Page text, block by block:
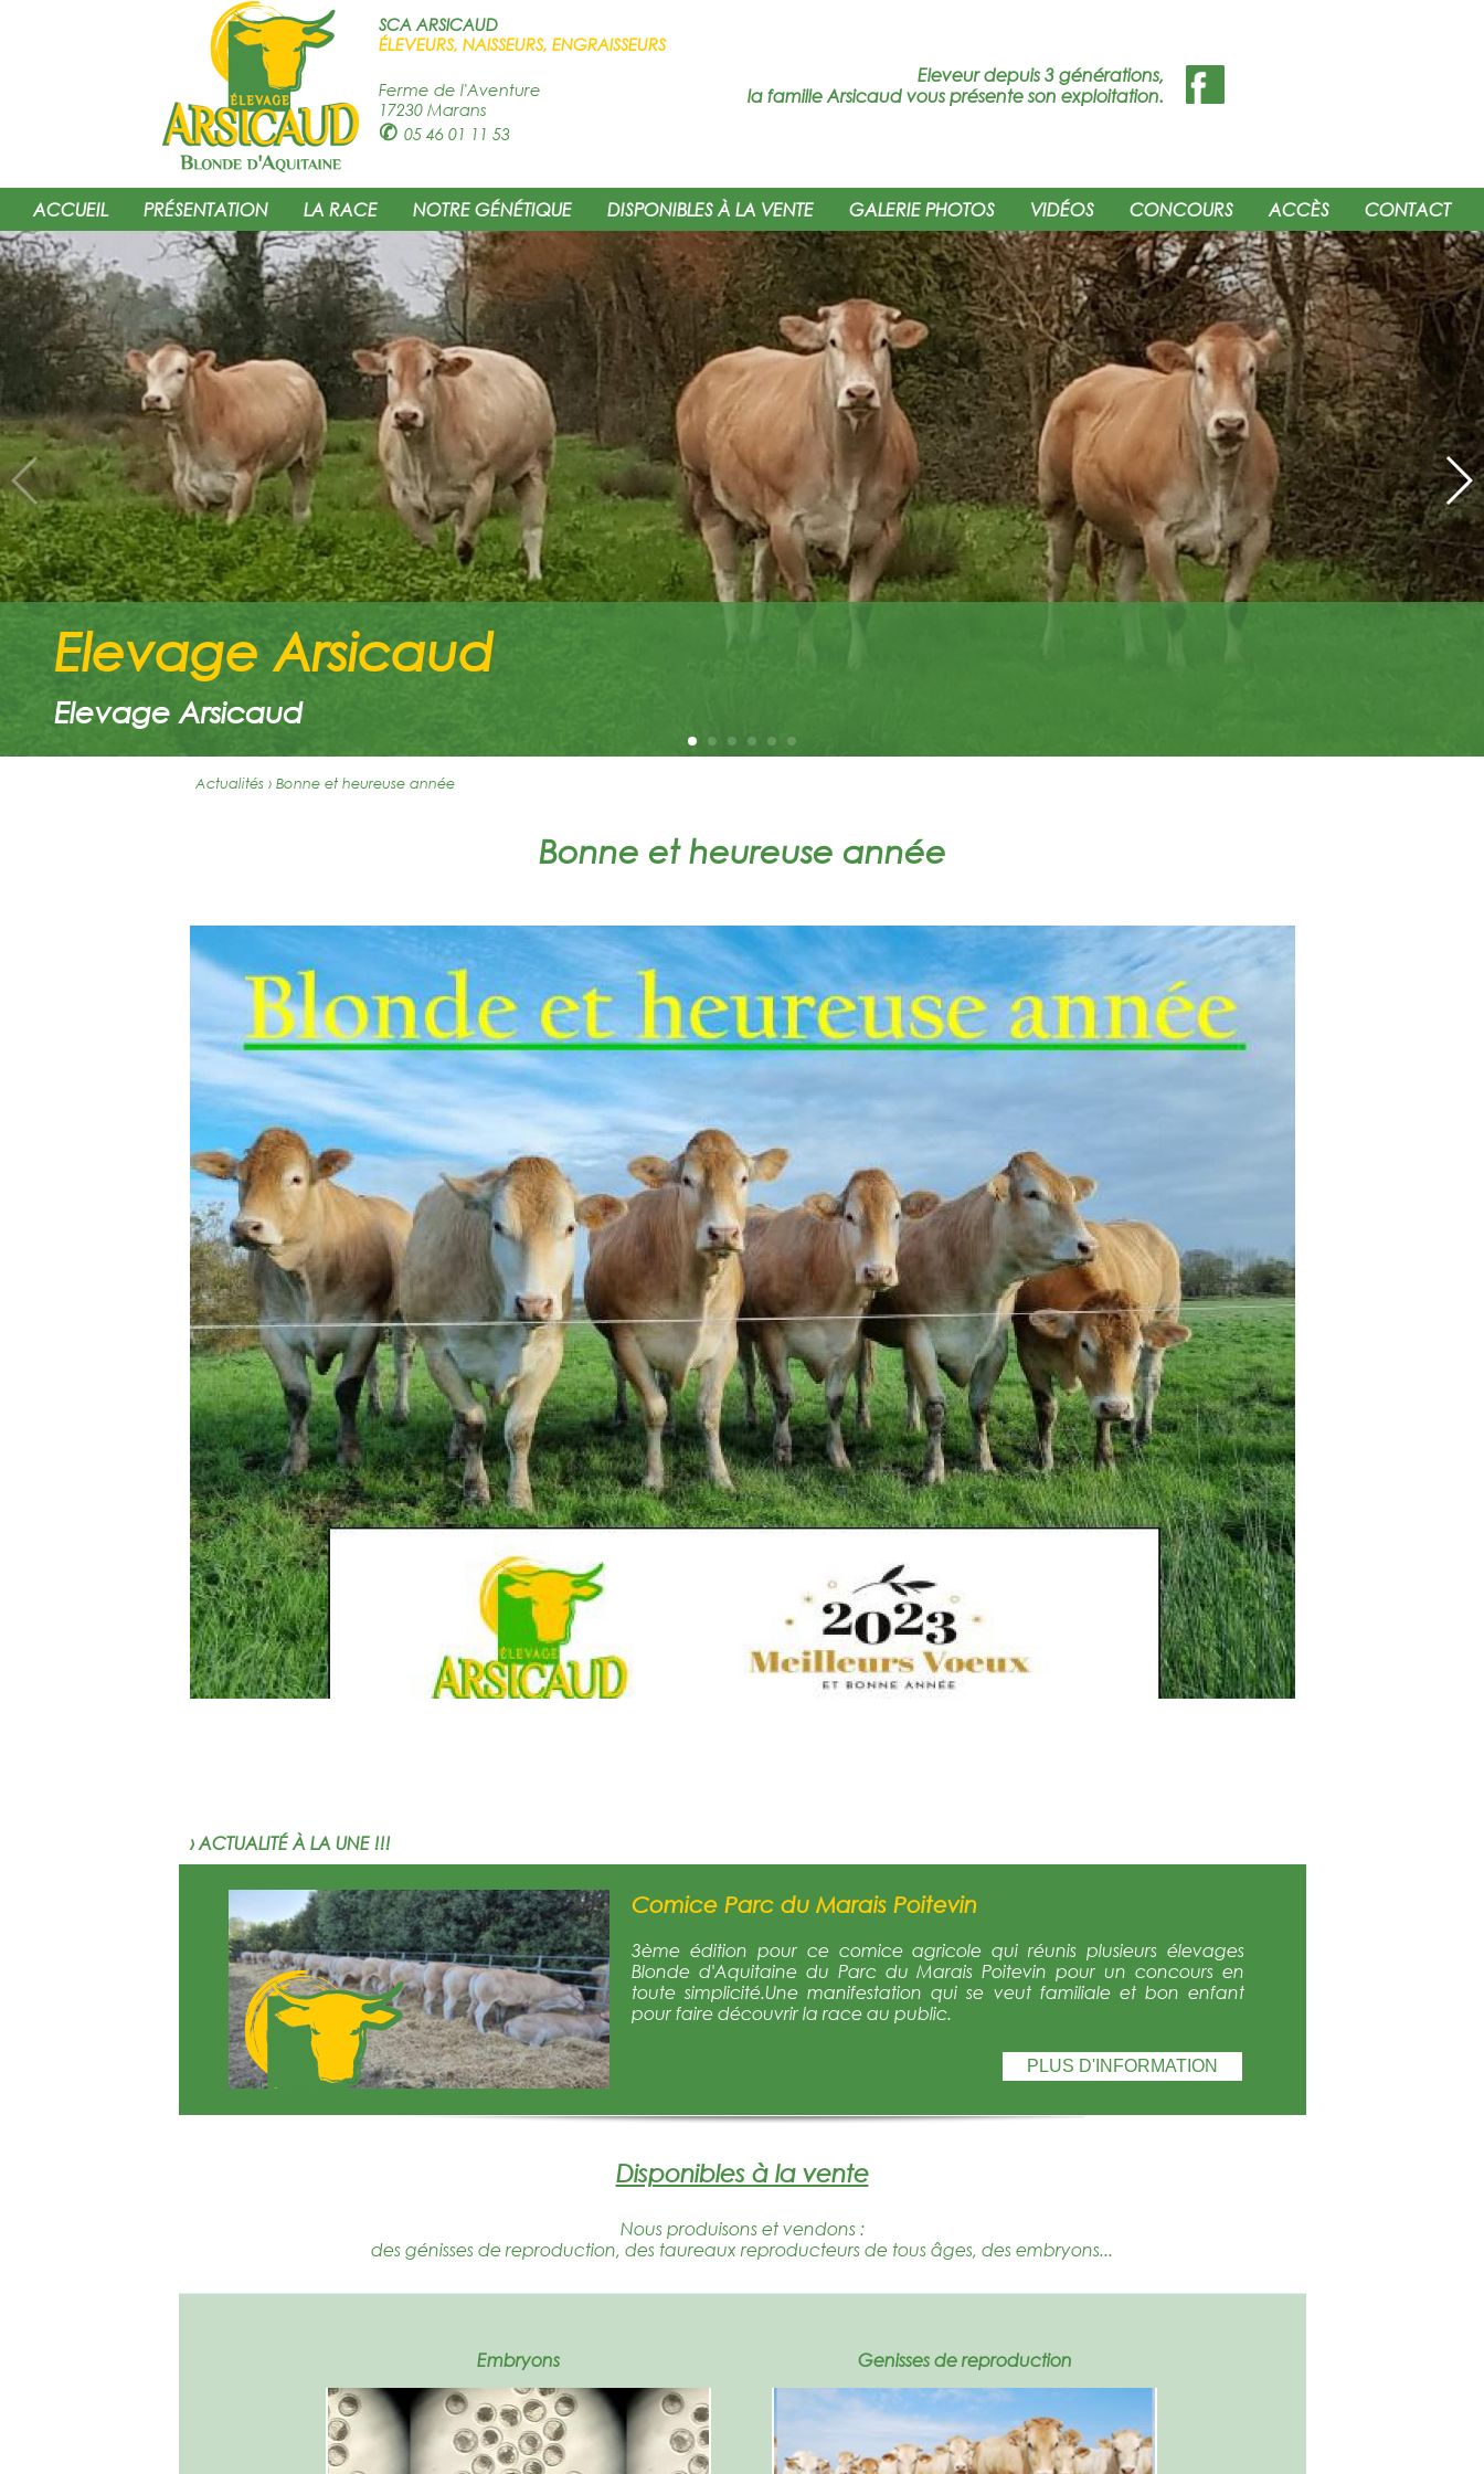
Eleveur depuis 3 générations,
la famille Arsicaud vous présente son exploitation.
SCA ARSICAUD
ÉLEVEURS, NAISSEURS, ENGRAISSEURS
Ferme de l'Aventure
17230 Marans
✆ 05 46 01 11 53
ACCUEIL PRÉSENTATION LA RACE NOTRE GÉNÉTIQUE DISPONIBLES À LA VENTE GALERIE PHOTOS VIDÉOS CONCOURS ACCÈS CONTACT
Elevage Arsicaud
Elevage Arsicaud
Actualités › Bonne et heureuse année
Bonne et heureuse année
› ACTUALITÉ À LA UNE !!!
Comice Parc du Marais Poitevin
3ème édition pour ce comice agricole qui réunis plusieurs élevages
Blonde d'Aquitaine du Parc du Marais Poitevin pour un concours en
toute simplicité.Une manifestation qui se veut familiale et bon enfant
pour faire découvrir la race au public.
PLUS D'INFORMATION
Disponibles à la vente
Nous produisons et vendons :
des génisses de reproduction, des taureaux reproducteurs de tous âges, des embryons...
Embryons Genisses de reproduction